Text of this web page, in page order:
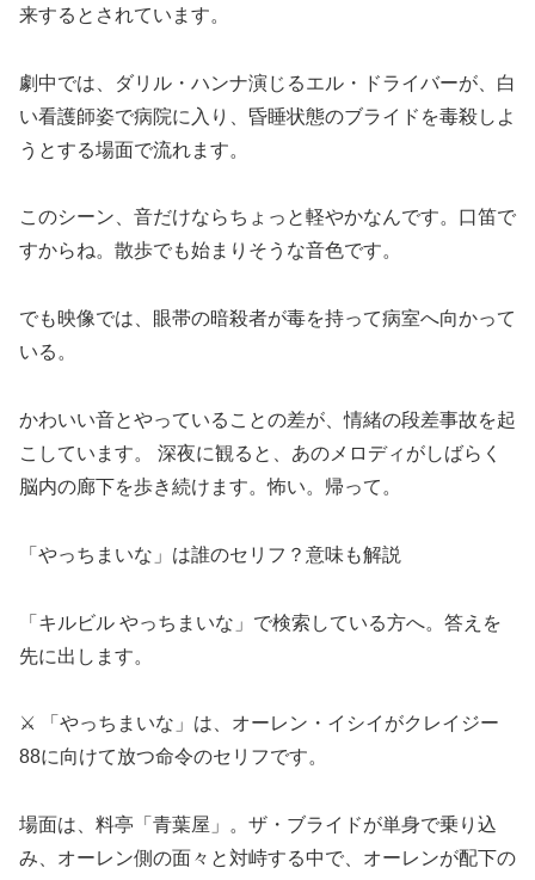
来するとされています。
劇中では、ダリル・ハンナ演じるエル・ドライバーが、白
い看護師姿で病院に入り、昏睡状態のブライドを毒殺しよ
うとする場面で流れます。
このシーン、音だけならちょっと軽やかなんです。口笛で
すからね。散歩でも始まりそうな音色です。
でも映像では、眼帯の暗殺者が毒を持って病室へ向かって
いる。
かわいい音とやっていることの差が、情緒の段差事故を起
こしています。 深夜に観ると、あのメロディがしばらく
脳内の廊下を歩き続けます。怖い。帰って。
「やっちまいな」は誰のセリフ？意味も解説
「キルビル やっちまいな」で検索している方へ。答えを
先に出します。
⚔️ 「やっちまいな」は、オーレン・イシイがクレイジー
88に向けて放つ命令のセリフです。
場面は、料亭「青葉屋」。ザ・ブライドが単身で乗り込
み、オーレン側の面々と対峙する中で、オーレンが配下の